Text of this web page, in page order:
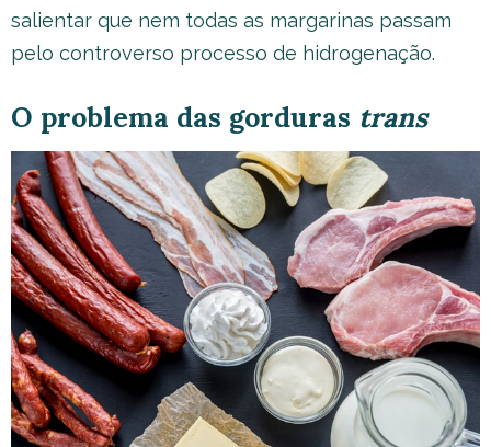
salientar que nem todas as margarinas passam
pelo controverso processo de hidrogenação.
O problema das gorduras trans